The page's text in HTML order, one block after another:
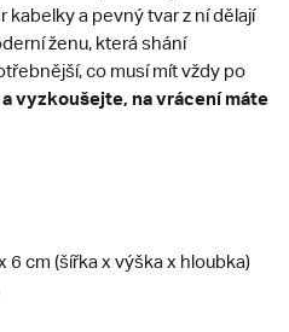
kabelky a pevný tvar z ní dělají
ženu, která shání
co musí mít vždy po
vyzkoušejte, na vrácení máte
6 cm (šířka x výška x hloubka)